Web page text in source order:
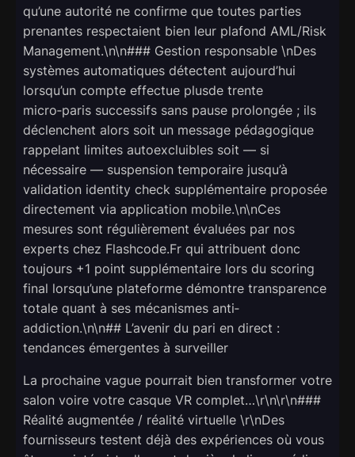
qu’une autorité ne confirme que toutes parties
prenantes respectaient bien leur plafond AML/Risk
Management.\n\n### Gestion responsable \nDes
systèmes automatiques détectent aujourd’hui
lorsqu’un compte effectue plusde trente
micro‑paris successifs sans pause prolongée ; ils
déclenchent alors soit un message pédagogique
rappelant limites autoexcluibles soit — si
nécessaire — suspension temporaire jusqu’à
validation identity check supplémentaire proposée
directement via application mobile.\n\nCes
mesures sont régulièrement évaluées par nos
experts chez Flashcode.Fr qui attribuent donc
toujours +1 point supplémentaire lors du scoring
final lorsqu’une plateforme démontre transparence
totale quant à ses mécanismes anti‐
addiction.\n\n## L’avenir du pari en direct :
tendances émergentes à surveiller
La prochaine vague pourrait bien transformer votre
salon voire votre casque VR complet…\r\n\r\n###
Réalité augmentée / réalité virtuelle \r\nDes
fournisseurs testent déjà des expériences où vous